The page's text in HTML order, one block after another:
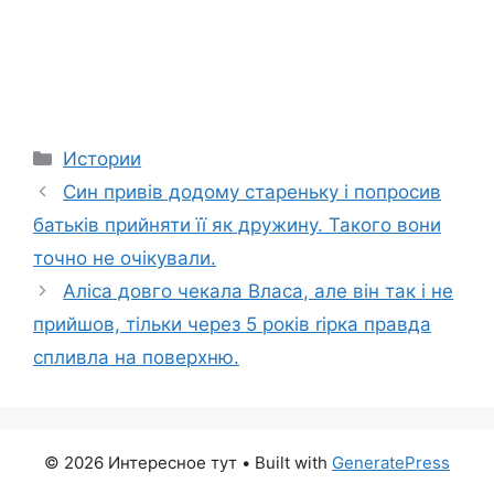
Categories
Истории
Син привів додому стареньку і попросив
батьків прийняти її як дружину. Такого вони
точно не очікували.
Аліса довго чекала Власа, але він так і не
прийшов, тільки через 5 років rірка правда
спливла на поверхню.
© 2026 Интересное тут • Built with GeneratePress